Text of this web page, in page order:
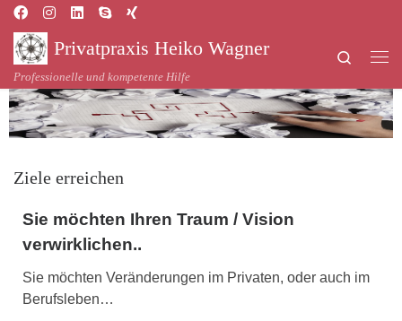
Privatpraxis Heiko Wagner
Professionelle und kompetente Hilfe
Search
Ziele erreichen
Sie möchten Ihren Traum / Vision
verwirklichen..
Sie möchten Veränderungen im Privaten, oder auch im
Berufsleben…